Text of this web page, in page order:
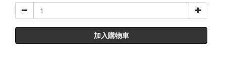
加入購物車